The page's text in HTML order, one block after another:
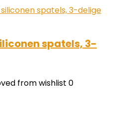
spatels, 3-
from wishlist 0